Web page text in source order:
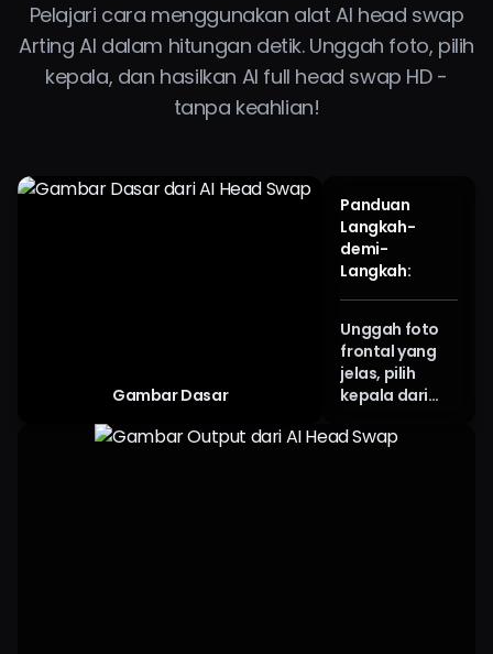
Pelajari cara menggunakan alat AI head swap
Arting AI dalam hitungan detik. Unggah foto, pilih
kepala, dan hasilkan AI full head swap HD -
tanpa keahlian!
Gambar Dasar
Panduan
Langkah-
demi-
Langkah:
Unggah foto
frontal yang
jelas, pilih
kepala dari
Arting AI atau